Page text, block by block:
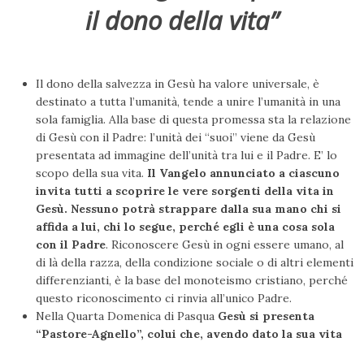
il dono della vita”
Il dono della salvezza in Gesù ha valore universale, è
destinato a tutta l’umanità, tende a unire l’umanità in una
sola famiglia. Alla base di questa promessa sta la relazione
di Gesù con il Padre: l’unità dei “suoi” viene da Gesù
presentata ad immagine dell’unità tra lui e il Padre. E’ lo
scopo della sua vita. Il Vangelo annunciato a ciascuno
invita tutti a scoprire le vere sorgenti della vita in
Gesù. Nessuno potrà strappare dalla sua mano chi si
affida a lui, chi lo segue, perché egli è una cosa sola
con il Padre. Riconoscere Gesù in ogni essere umano, al
di là della razza, della condizione sociale o di altri elementi
differenzianti, è la base del monoteismo cristiano, perché
questo riconoscimento ci rinvia all’unico Padre.
Nella Quarta Domenica di Pasqua Gesù si presenta
“Pastore-Agnello”, colui che, avendo dato la sua vita